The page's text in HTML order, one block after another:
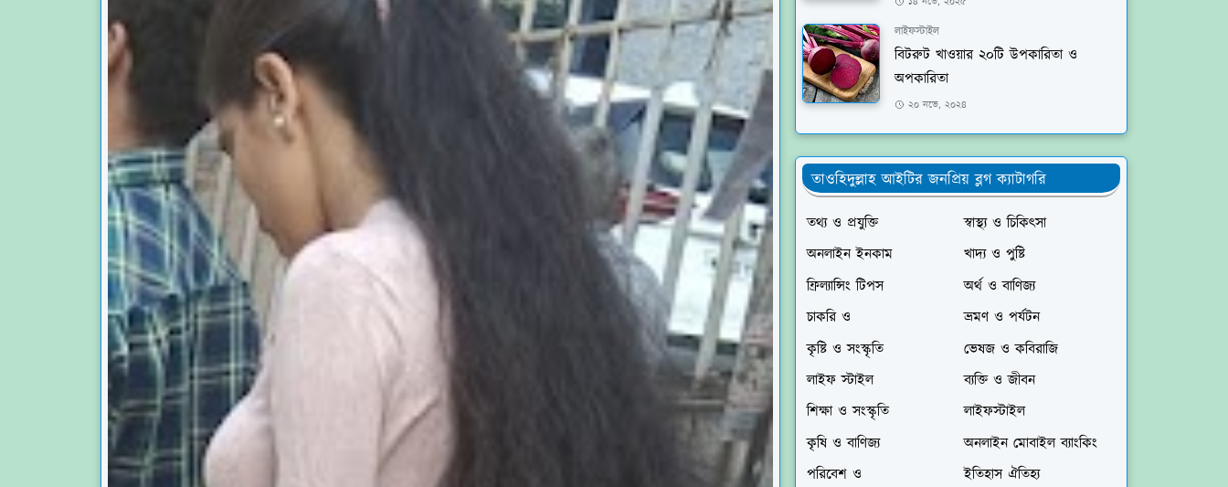
লাইফস্টাইল
বিটরুট খাওয়ার ২০টি উপকারিতা ও
অপকারিতা
২০ নভে, ২০২৪
তাওহিদুল্লাহ আইটির জনপ্রিয় ব্লগ ক্যাটাগরি
তথ্য ও প্রযুক্তি
স্বাস্থ্য ও চিকিৎসা
অনলাইন ইনকাম
খাদ্য ও পুষ্টি
ফ্রিল্যান্সিং টিপস
অর্থ ও বাণিজ্য
চাকরি ও
ভ্রমণ ও পর্যটন
কৃষ্টি ও সংস্কৃতি
ভেষজ ও কবিরাজি
লাইফ স্টাইল
ব্যক্তি ও জীবন
শিক্ষা ও সংস্কৃতি
লাইফস্টাইল
কৃষি ও বাণিজ্য
অনলাইন মোবাইল ব্যাংকিং
পরিবেশ ও
ইতিহাস ঐতিহ্য